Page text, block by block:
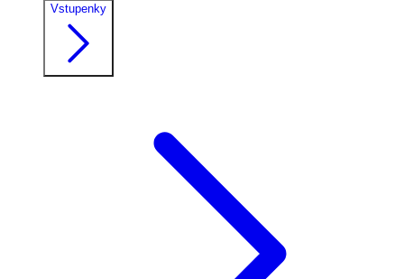
Vstupenky